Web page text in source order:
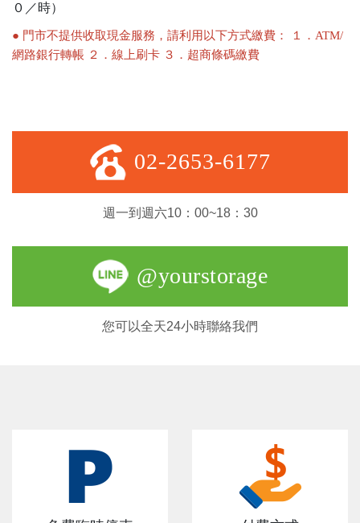
０／時）
● 門市不提供收取現金服務，請利用以下方式繳費： １．ATM/
網路銀行轉帳 ２．線上刷卡 ３．超商條碼繳費
02-2653-6177
週一到週六10：00~18：30
@yourstorage
您可以全天24小時聯絡我們